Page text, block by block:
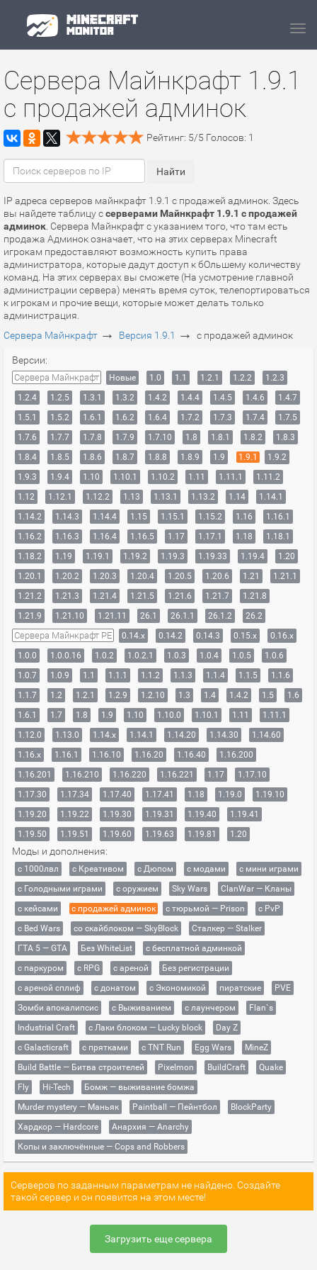
Сервера Майнкрафт 1.9.1
с продажей админок
Рейтинг: 5/5 Голосов: 1
IP адреса серверов майнкрафт 1.9.1 с продажей админок. Здесь
вы найдете таблицу ссерверами Майнкрафт 1.9.1 с продажей
админок . Сервера Майнкрафт с указанием того, что там есть
продажа Админок означает, что на этих серверах Minecraft
игрокам предоставляют возможность купить права
администратора, которые дадут доступ к бОльшему количеству
команд. На этих серверах вы сможете (На усмотрение главной
администрации сервера) менять время суток, телепортироваться
к игрокам и прочие вещи, которые может делать только
администрация.
Сервера Майнкрафт → Версия 1.9.1 → с продажей админок
Версии:
Сервера Майнкрафт Новые 1.0 1.1 1.2.1 1.2.2
1.2.3
1.2.4
1.2.5 1.3.1 1.3.2 1.4.2 1.4.4 1.4.5 1.4.6
1.4.7
1.5.1
1.5.2 1.6.1 1.6.2 1.6.4 1.7.2 1.7.3 1.7.4
1.7.5
1.7.6
1.7.7 1.7.8 1.7.9 1.7.10 1.8 1.8.1 1.8.2
1.8.3
1.8.4
1.8.5 1.8.6 1.8.7 1.8.8 1.8.9 1.9 1.9.1
1.9.2
1.9.3
1.9.4 1.10 1.10.1 1.10.2 1.11 1.11.1
1.11.2
1.12
1.12.1 1.12.2 1.13 1.13.1 1.13.2 1.14
1.14.1
1.14.2
1.14.3 1.14.4 1.15 1.15.1 1.15.2 1.16
1.16.1
1.16.2
1.16.3 1.16.4 1.16.5 1.17 1.17.1 1.18
1.18.1
1.18.2
1.19 1.19.1 1.19.2 1.19.3 1.19.33 1.19.4
1.20
1.20.1
1.20.2 1.20.3 1.20.4 1.20.5 1.20.6 1.21
1.21.1
1.21.2
1.21.3 1.21.4 1.21.5 1.21.6 1.21.7
1.21.8
1.21.9
1.21.10 1.21.11 26.1 26.1.1 26.1.2 26.2
Сервера Майнкрафт PE 0.14.x 0.14.2 0.14.3 0.15.x
0.16.x
1.0.0
1.0.0.16 1.0.2 1.0.2.1 1.0.3 1.0.4 1.0.5
1.0.6
1.0.7
1.0.9 1.1 1.1.1 1.1.2 1.1.3 1.1.4 1.1.5
1.1.6
1.1.7
1.2 1.2.1 1.2.9 1.2.10 1.3 1.4 1.4.2 1.5
1.6
1.6.1
1.7 1.8 1.9 1.10 1.10.0 1.10.1 1.11
1.11.1
1.12.0
1.13.0 1.14.x 1.14.1 1.14.20 1.14.30
1.14.60
1.16.x
1.16.1 1.16.10 1.16.20 1.16.40
1.16.200
1.16.201
1.16.210 1.16.220 1.16.221 1.17
1.17.10
1.17.30
1.17.34 1.17.40 1.17.41 1.18 1.19.0
1.19.10
1.19.20
1.19.22 1.19.30 1.19.31 1.19.40
1.19.41
1.19.50
1.19.51 1.19.60 1.19.63 1.19.81 1.20
Моды и дополнения:
с 1000лвл c Креативом с Дюпом с модами
с мини играми
с Голодными играми
с оружием Sky Wars
ClanWar — Кланы
с кейсами
с продажей админок с тюрьмой — Prison
с PvP
с Bed Wars
со скайблоком — SkyBlock
Сталкер — Stalker
ГТА 5 — GTA
Без WhiteList
с бесплатной админкой
с паркуром
с RPG с ареной
Без регистрации
с ареной сплиф
с донатом с Экономикой пиратские
PVE
Зомби апокалипсис
с Выживанием с лаунчером
Flan`s
Industrial Craft
с Лаки блоком — Lucky block
Day Z
с Galacticraft
с прятками с TNT Run Egg Wars
MineZ
Build Battle — Битва строителей
Pixelmon BuildCraft
Quake
Fly
Hi-Tech
Бомж — выживание бомжа
Murder mystery — Маньяк
Paintball — Пейнтбол
BlockParty
Хардкор — Hardcore
Анархия — Anarchy
Копы и заключённые — Cops and Robbers
Серверов по заданным параметрам не найдено. Создайте
такой сервер и он появится на этом месте!
Загрузить еще сервера